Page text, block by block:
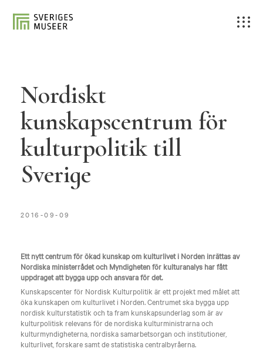
Nordiskt
kunskapscentrum för
kulturpolitik till
Sverige
2016-09-09
Ett nytt centrum för ökad kunskap om kulturlivet i Norden inrättas av
Nordiska ministerrådet och Myndigheten för kulturanalys har fått
uppdraget att bygga upp och ansvara för det.
Kunskapscenter för Nordisk Kulturpolitik är ett projekt med målet att
öka kunskapen om kulturlivet i Norden. Centrumet ska bygga upp
nordisk kulturstatistik och ta fram kunskapsunderlag som är av
kulturpolitisk relevans för de nordiska kulturministrarna och
kulturmyndigheterna, nordiska samarbetsorgan och institutioner,
kulturlivet, forskare samt de statistiska centralbyråerna.